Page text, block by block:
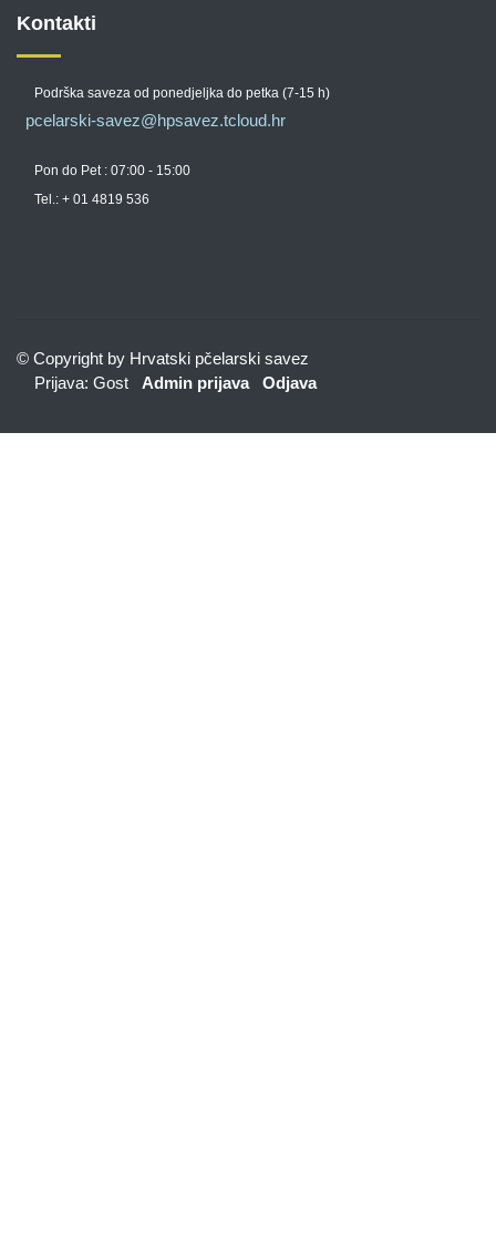
Kontakti
Podrška saveza od ponedjeljka do petka (7-15 h)
pcelarski-savez@hpsavez.tcloud.hr
Pon do Pet : 07:00 - 15:00
Tel.: + 01 4819 536
© Copyright by Hrvatski pčelarski savez
Prijava: Gost
Admin prijava Odjava